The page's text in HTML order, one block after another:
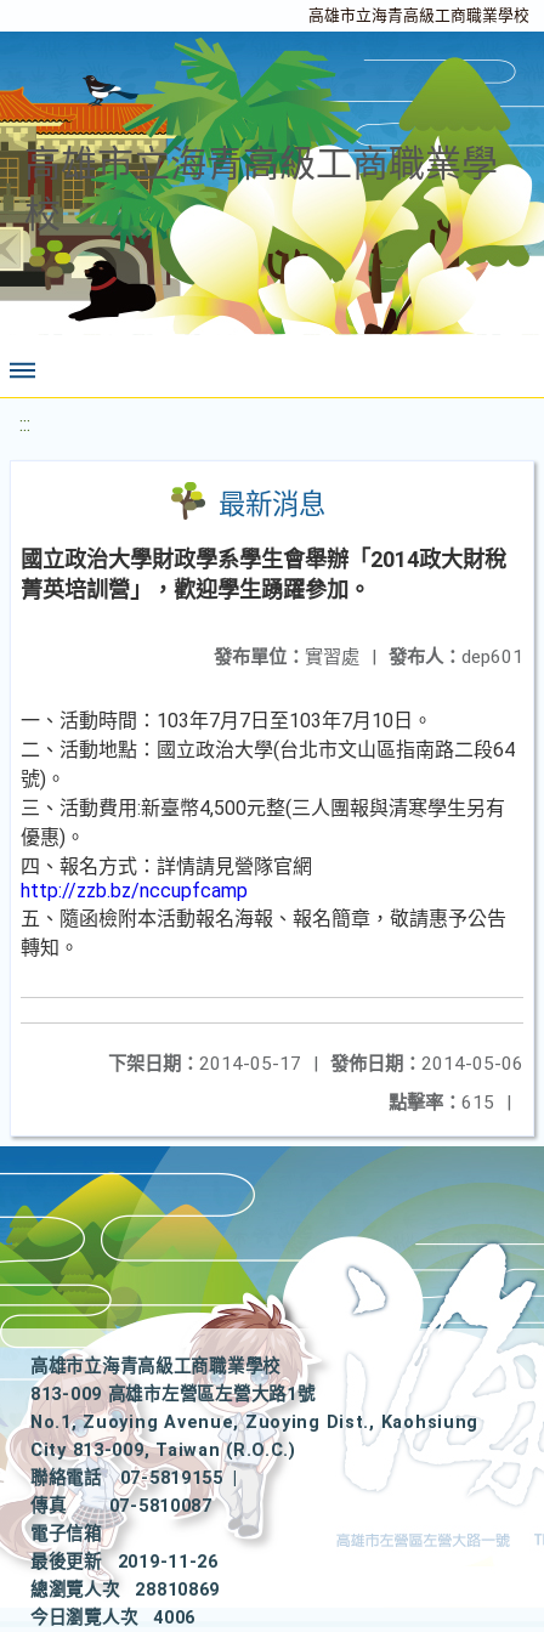
高雄市立海青高級工商職業學校
高雄市立海青高級工商職業學
校
:::
最新消息
國立政治大學財政學系學生會舉辦「2014政大財稅
菁英培訓營」，歡迎學生踴躍參加。
發布人： dep601
發布單位： 實習處 |
一、活動時間：103年7月7日至103年7月10日。
二、活動地點：國立政治大學(台北市文山區指南路二段64
號)。
三、活動費用:新臺幣4,500元整(三人團報與清寒學生另有
優惠)。
四、報名方式：詳情請見營隊官網
http://zzb.bz/nccupfcamp
五、隨函檢附本活動報名海報、報名簡章，敬請惠予公告
轉知。
發佈日期： 2014-05-06
下架日期： 2014-05-17
|
點擊率： 615 |
高雄市立海青高級工商職業學校
813-009 高雄市左營區左營大路1號
No.1, Zuoying Avenue, Zuoying Dist., Kaohsiung
City 813-009, Taiwan (R.O.C.)
聯絡電話
07-5819155
|
傳真
07-5810087
電子信箱
最後更新
2019-11-26
總瀏覽人次
28810869
今日瀏覽人次
4006